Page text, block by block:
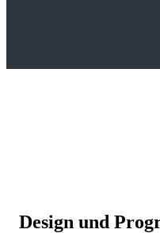
Design und